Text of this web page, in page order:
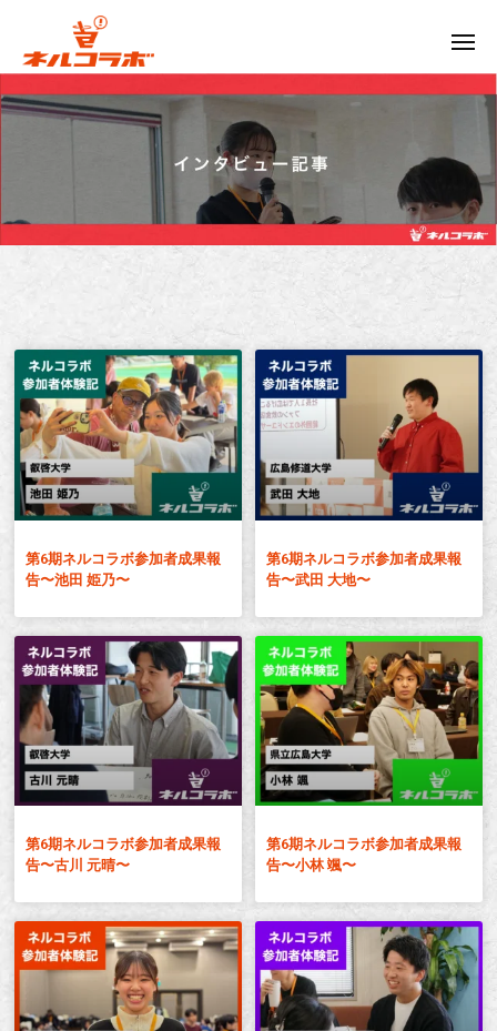
ル
の
次
世
代
型
お
も
し
ろ
イ
ン
タ
ー
ン
シ
ッ
プ
第6期ネルコラボ参加者成果報
告〜池田 姫乃〜
第6期ネルコラボ参加者成果報
告〜武田 大地〜
第6期ネルコラボ参加者成果報
告〜古川 元晴〜
第6期ネルコラボ参加者成果報
告〜小林 颯〜
ラ
ボ
の
お
も
し
ろ
イ
ン
タ
ー
ン
プ